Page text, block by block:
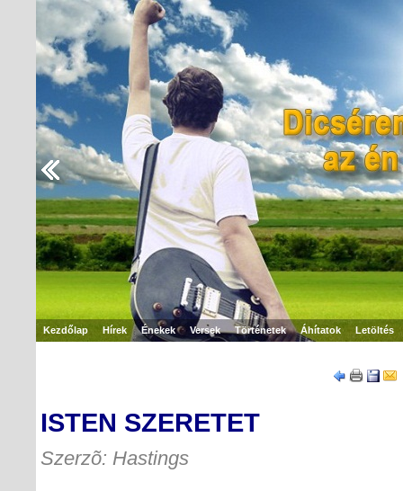
Kezdőlap Hírek Énekek Versek Történetek Áhítatok Letöltés
ISTEN SZERETET
Szerzõ: Hastings